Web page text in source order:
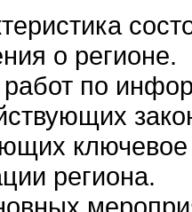
о регионе.
по
ключевое
региона.